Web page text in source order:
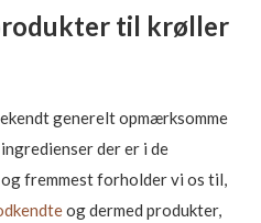
til krøller
generelt opmærksomme
der er i de
fremmest forholder vi os til,
og dermed produkter,